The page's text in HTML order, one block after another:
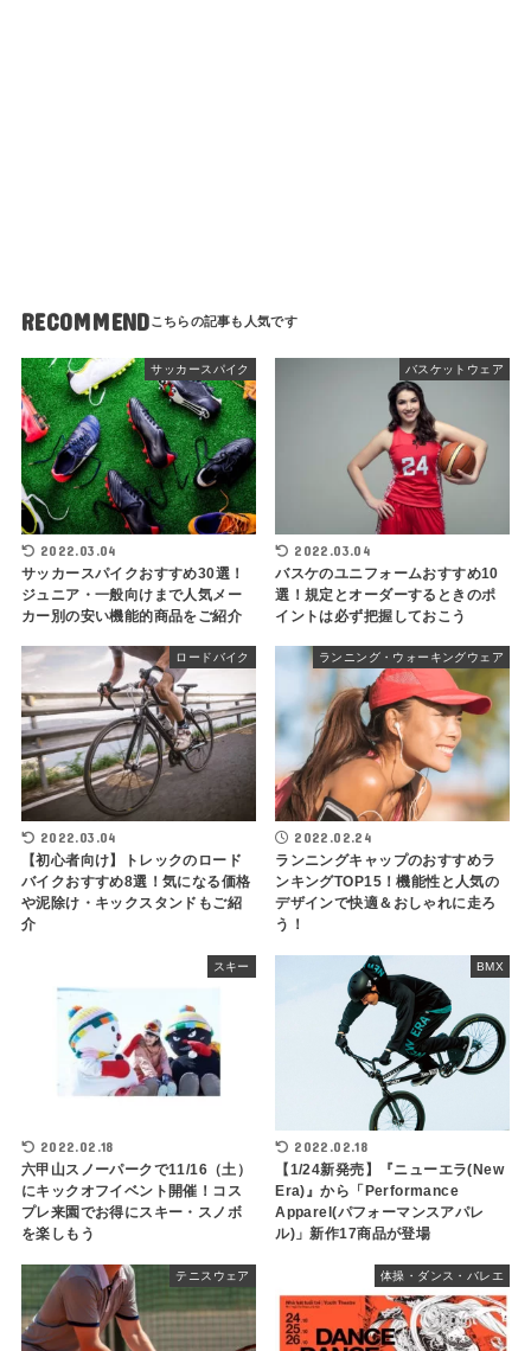
RECOMMEND
サッカースパイク
2022.03.04
サッカースパイクおすすめ30選！
ジュニア・一般向けまで人気メー
カー別の安い機能的商品をご紹介
バスケットウェア
2022.03.04
バスケのユニフォームおすすめ10
選！規定とオーダーするときのポ
イントは必ず把握しておこう
ロードバイク
2022.03.04
【初心者向け】トレックのロード
バイクおすすめ8選！気になる価格
や泥除け・キックスタンドもご紹
介
ランニング・ウォーキングウェア
2022.02.24
ランニングキャップのおすすめラ
ンキングTOP15！機能性と人気の
デザインで快適＆おしゃれに走ろ
う！
スキー
2022.02.18
六甲山スノーパークで11/16（土）
にキックオフイベント開催！コス
プレ来園でお得にスキー・スノボ
を楽しもう
BMX
2022.02.18
【1/24新発売】『ニューエラ(New
Era)』から「Performance
Apparel(パフォーマンスアパレ
ル)」新作17商品が登場
テニスウェア 体操・ダンス・バレエ